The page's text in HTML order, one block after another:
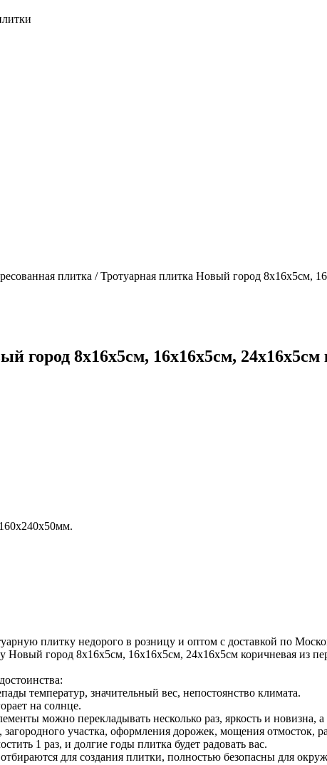
плитка / Тротуарная плитка Новый город 8х16х5см,
город 8х16х5см, 16х16х5см, 24х16х5см
плитку недорого в розницу и оптом с доставкой по
город 8х16х5см, 16х16х5см, 24х16х5см коричневая из
температур, значительный вес, непостоянство климата.
на солнце.
можно перекладывать несколько раз, яркость и новизна,
загородного участка, оформления дорожек, мощения отмосток,
1 раз, и долгие годы плитка будет радовать вас.
для создания плитки, полностью безопасны для